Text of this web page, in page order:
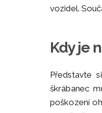
vozidel.
Kdy je
Představte
škrábanec
poškození